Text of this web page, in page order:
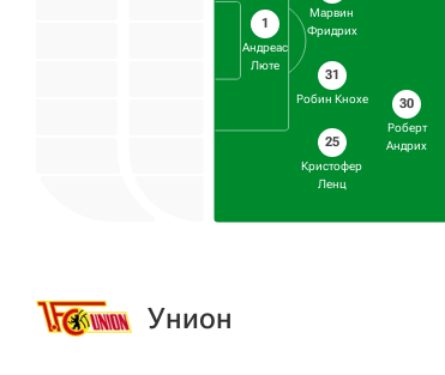
1
Андреас
Люте
Марвин
Фридрих
31
Робин Кнохе
25
Кристофер
Ленц
30
Роберт
Андрих
Унион